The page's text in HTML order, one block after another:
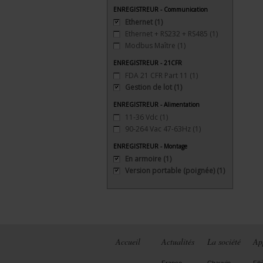
ENREGISTREUR - Communication
Ethernet (1)
Ethernet + RS232 + RS485 (1)
Modbus Maître (1)
ENREGISTREUR - 21CFR
FDA 21 CFR Part 11 (1)
Gestion de lot (1)
ENREGISTREUR - Alimentation
11-36 Vdc (1)
90-264 Vac 47-63Hz (1)
ENREGISTREUR - Montage
En armoire (1)
Version portable (poignée) (1)
Accueil Actualités La société